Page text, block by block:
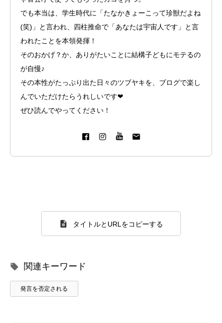
でも本当は、学生時代に「たなかきょーこって珍獣だよね
(笑)」と言われ、四柱推命で「あなたは宇宙人です」と言
われたことを本領発揮！
そのおかげ？か、ありがたいことに結構子どもにモテるの
が自慢♪
その本性がたっぷり出た日々のツブヤキを、ブログで楽し
んでいただけたらうれしいです❤︎
ぜひ読んでやってください！
タイトルとURLをコピーする
関連キーワード
発言を否定される
スピーチキッズ講座とは